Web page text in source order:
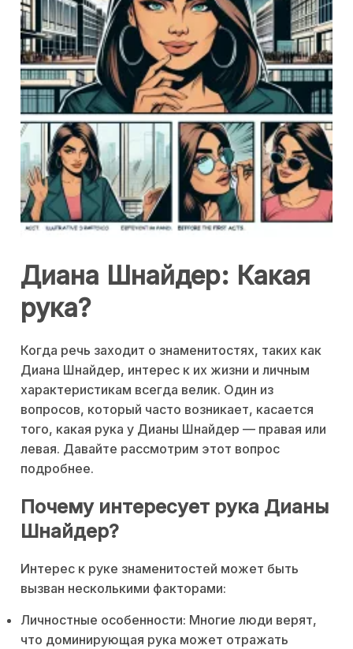
Диана Шнайдер: Какая
рука?
Когда речь заходит о знаменитостях, таких как
Диана Шнайдер, интерес к их жизни и личным
характеристикам всегда велик. Один из
вопросов, который часто возникает, касается
того, какая рука у Дианы Шнайдер — правая или
левая. Давайте рассмотрим этот вопрос
подробнее.
Почему интересует рука Дианы
Шнайдер?
Интерес к руке знаменитостей может быть
вызван несколькими факторами:
Личностные особенности: Многие люди верят,
что доминирующая рука может отражать